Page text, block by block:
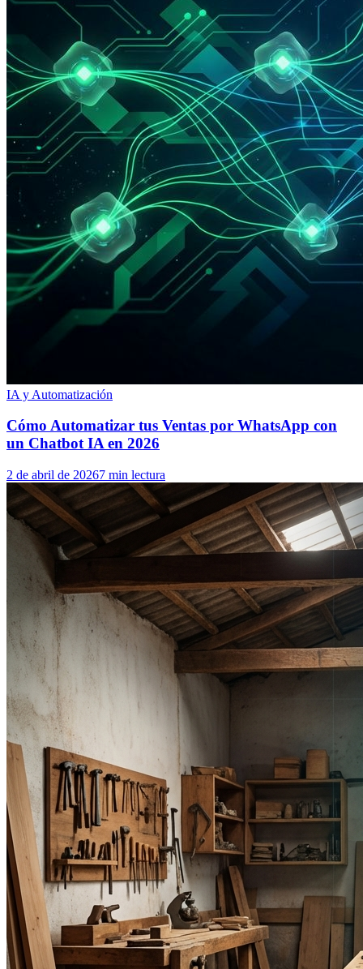
IA y Automatización
Cómo Automatizar tus Ventas por WhatsApp con
un Chatbot IA en 2026
2 de abril de 20267 min lectura